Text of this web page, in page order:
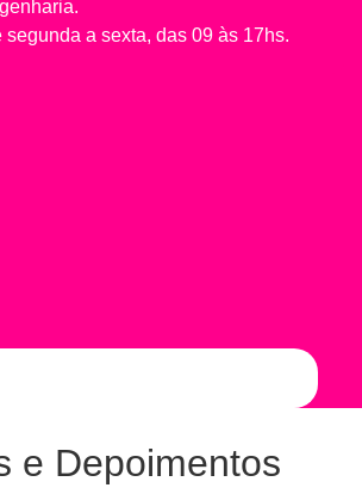
segunda a sexta, das 09 às 17hs.
e Depoimentos